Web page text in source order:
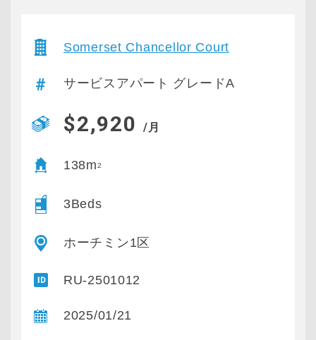
Somerset Chancellor Court
サービスアパート グレードA
$2,920 /月
138m2
3Beds
ホーチミン1区
RU-2501012
2025/01/21